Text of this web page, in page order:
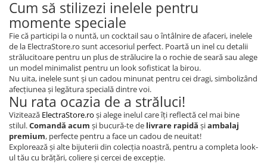
Cum să stilizezi inelele pentru
momente speciale
Fie că participi la o nuntă, un cocktail sau o întâlnire de afaceri, inelele
de la ElectraStore.ro sunt accesoriul perfect. Poartă un inel cu detalii
strălucitoare pentru un plus de strălucire la o rochie de seară sau alege
un model minimalist pentru un look sofisticat la birou.
Nu uita, inelele sunt și un cadou minunat pentru cei dragi, simbolizând
afecțiunea și legătura specială dintre voi.
Nu rata ocazia de a străluci!
Vizitează ElectraStore.ro și alege inelul care îți reflectă cel mai bine
stilul.Comandă acum și bucură-te de livrare rapidă șiambalaj
premium, perfecte pentru a face un cadou de neuitat!
Explorează și alte bijuterii din colecția noastră, pentru a completa look-
ul tău cu brățări, coliere și cercei de excepție.